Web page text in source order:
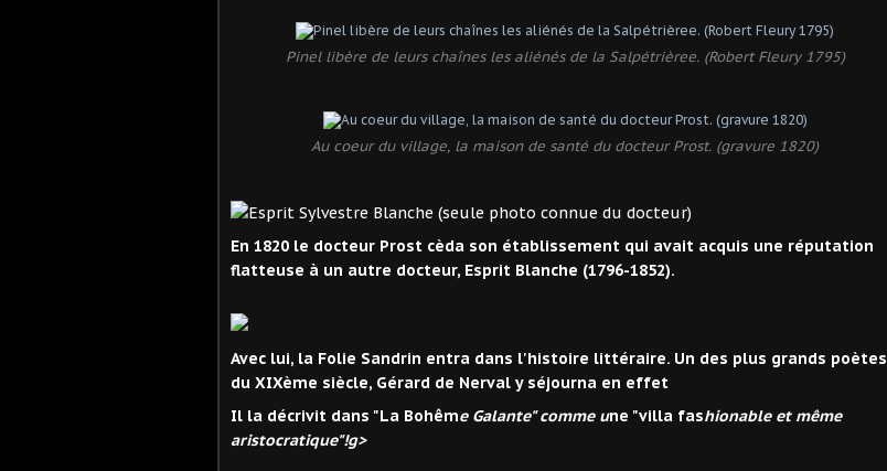
Pinel libère de leurs chaînes les aliénés de la Salpétrièree. (Robert Fleury 1795)
Au coeur du village, la maison de santé du docteur Prost. (gravure 1820)
En 1820 le docteur Prost cèda son établissement qui avait acquis une réputation
flatteuse à un autre docteur, Esprit Blanche (1796-1852).
Avec lui, la Folie Sandrin entra dans l'histoire littéraire. Un des plus grands poètes
du XIXème siècle, Gérard de Nerval y séjourna en effet
Il la décrivit dans "La Bohême Galante" comme une "villa fashionable et même
aristocratique"!g>